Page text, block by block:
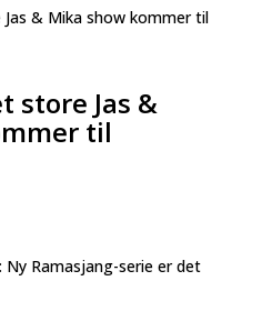
store Jas &
til